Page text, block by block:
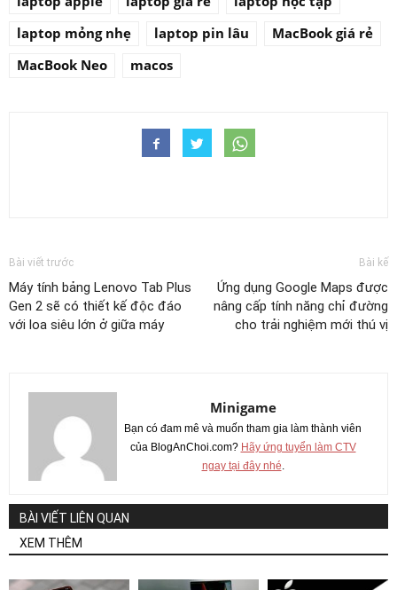
laptop mỏng nhẹ
laptop pin lâu
MacBook giá rẻ
MacBook Neo
macos
Bài viết trước
Máy tính bảng Lenovo Tab Plus
Gen 2 sẽ có thiết kế độc đáo
với loa siêu lớn ở giữa máy
Bài kế
Ứng dụng Google Maps được
nâng cấp tính năng chỉ đường
cho trải nghiệm mới thú vị
Minigame
Bạn có đam mê và muốn tham gia làm thành viên
của BlogAnChoi.com? Hãy ứng tuyển làm CTV
ngay tại đây nhé.
BÀI VIẾT LIÊN QUAN
XEM THÊM